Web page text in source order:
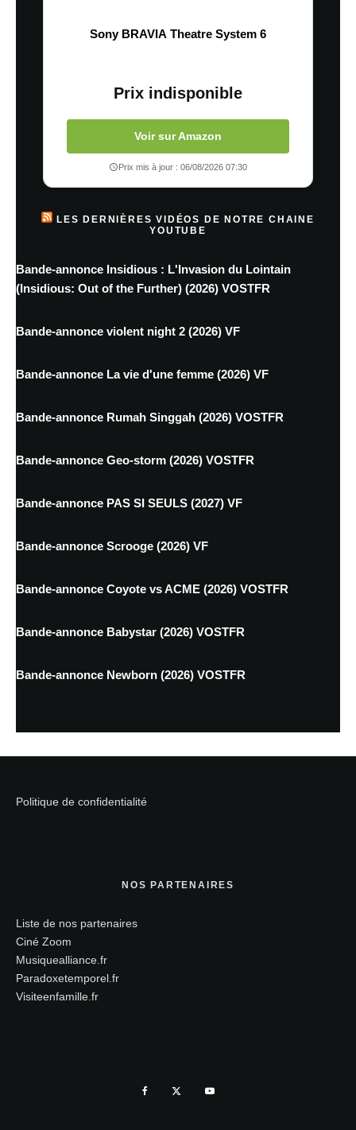
Sony BRAVIA Theatre System 6
Prix indisponible
Voir sur Amazon
Prix mis à jour : 06/08/2026 07:30
LES DERNIÈRES VIDÉOS DE NOTRE CHAINE
YOUTUBE
Bande-annonce Insidious : L'Invasion du Lointain
(Insidious: Out of the Further) (2026) VOSTFR
Bande-annonce violent night 2 (2026) VF
Bande-annonce La vie d'une femme (2026) VF
Bande-annonce Rumah Singgah (2026) VOSTFR
Bande-annonce Geo-storm (2026) VOSTFR
Bande-annonce PAS SI SEULS (2027) VF
Bande-annonce Scrooge (2026) VF
Bande-annonce Coyote vs ACME (2026) VOSTFR
Bande-annonce Babystar (2026) VOSTFR
Bande-annonce Newborn (2026) VOSTFR
Politique de confidentialité
NOS PARTENAIRES
Liste de nos partenaires
Ciné Zoom
Musiquealliance.fr
Paradoxetemporel.fr
Visiteenfamille.fr